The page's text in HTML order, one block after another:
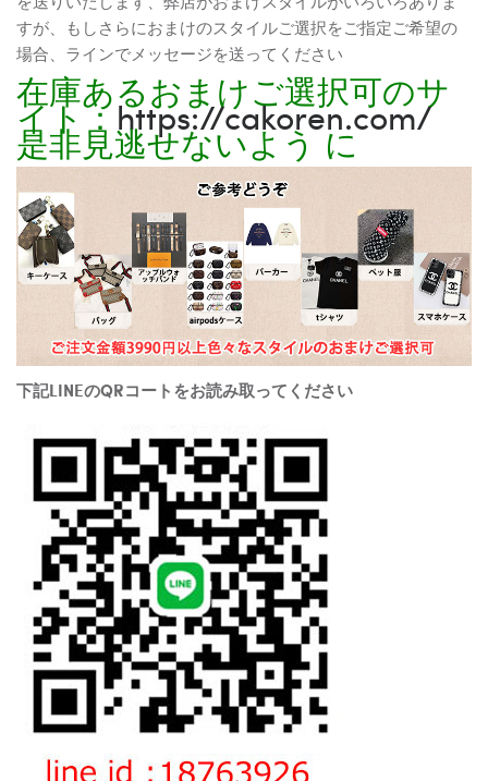
すが、もしさらにおまけのスタイルご選択をご指定ご希望の
場合、ラインでメッセージを送ってください
在庫あるおまけご選択可のサ
イト：https://cakoren.com/
是非見逃せないよう に
下記LINEのQRコートをお読み取ってください